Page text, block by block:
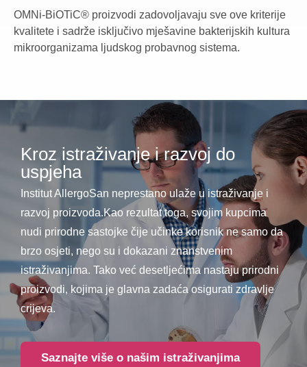
OMNi-BiOTiC® proizvodi zadovoljavaju sve ove kriterije
kvalitete i sadrže isključivo mješavine bakterijskih kultura
mikroorganizama ljudskog probavnog sistema.
Kroz istraživanje i razvoj do
uspjeha
Institut AllergoSan neprestano ulaže u istraživanje i
razvoj proizvoda.Kao rezultat toga, svojim kupcima
nudi prirodne sastojke čije učinke korisnik ne samo da
brzo osjeti, nego su i dokazani znanstvenim
istraživanjima. Tako već desetljećima nastaju prirodni
proizvodi, kojima je glavna zadaća osigurati zdravlje
crijeva.
Saznajte više o našim istraživanjima